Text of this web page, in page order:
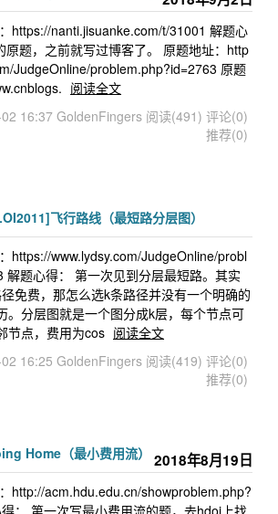
https://nanti.jisuanke.com/t/31001 解题心
原题，之前就写过博客了。 原题地址：http
JudgeOnline/problem.php?id=2763 原题
阅读全文
16:37 GoldenFingers 阅读(491) 评论(0)
推荐(0)
飞行路线（最短路分层图）
https://www.lydsy.com/JudgeOnline/probl
解题心得： 第一次见到分层最短路。其实
免费，那怎么选k条路径并没有一个明确的
。分层图就是一个图分成k层，每个节点可
节点，费用为cos 阅读全文
16:25 GoldenFingers 阅读(419) 评论(0)
推荐(0)
2018年8月19日
Home（最小费用流）
http://acm.hdu.edu.cn/showproblem.php?
： 第一次写最小费用流的题，去hdoj上找